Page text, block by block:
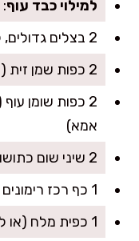
למילוי כבד עוף: 500 גרם כבד עוף נקי ומסונן
2 בצלים גדולים, קצוצים דק
2 כפות שמן זית (או שמן רגיל)
2 כפות שומן
אמא)
2 שיני שום כתושות
1 כף רכז רימונים או 1 כפית סילאן, לאיזון מתקתק
1 כפית מלח (או לפי הטעם)